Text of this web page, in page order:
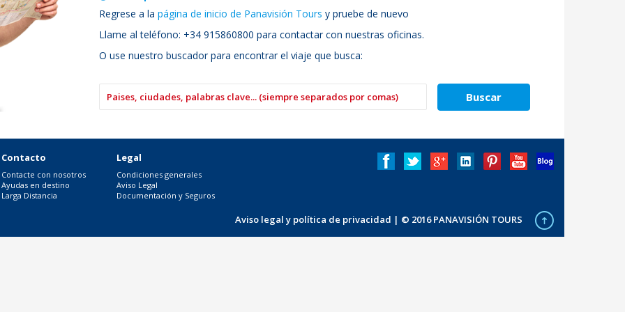
Regrese a la página de inicio de Panavisión Tours y pruebe de nuevo
Llame al teléfono: +34 915860800 para contactar con nuestras oficinas.
O use nuestro buscador para encontrar el viaje que busca:
Contacto
Contacte con nosotros
Ayudas en destino
Larga Distancia
Legal
Condiciones generales
Aviso Legal
Documentación y Seguros
Aviso legal y política de privacidad | © 2016 PANAVISIÓN TOURS